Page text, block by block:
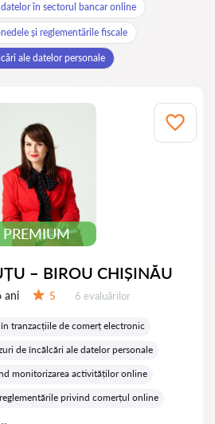
în sectorul bancar online
și reglementările fiscale
ale datelor personale
PREMIUM
– BIROU CHIȘINĂU
ani 5 Evaluărilor:
6 evaluărilor
tranzacțiile de comerț electronic
de încălcări ale datelor personale
monitorizarea activităților online
privind comerțul online